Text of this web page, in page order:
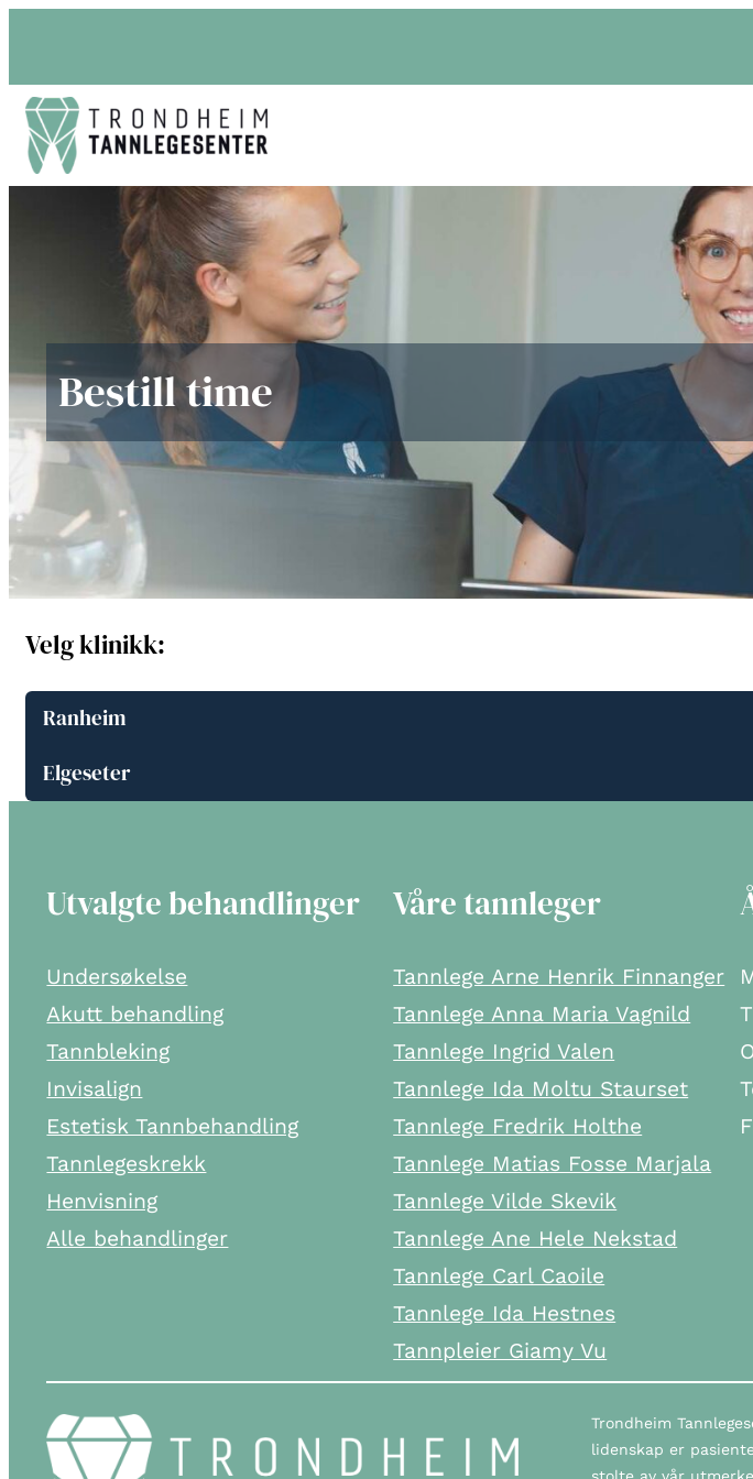
Bestill time
Velg klinikk:
Ranheim
Elgeseter
Utvalgte behandlinger
Undersøkelse
Akutt behandling
Tannbleking
Invisalign
Estetisk Tannbehandling
Tannlegeskrekk
Henvisning
Alle behandlinger
Våre tannleger
Tannlege Arne Henrik Finnanger
Tannlege Anna Maria Vagnild
Tannlege Ingrid Valen
Tannlege Ida Moltu Staurset
Tannlege Fredrik Holthe
Tannlege Matias Fosse Marjala
Tannlege Vilde Skevik
Tannlege Ane Hele Nekstad
Tannlege Carl Caoile
Tannlege Ida Hestnes
Tannpleier Giamy Vu
Trondheim
lidenskap er
stolte av vår